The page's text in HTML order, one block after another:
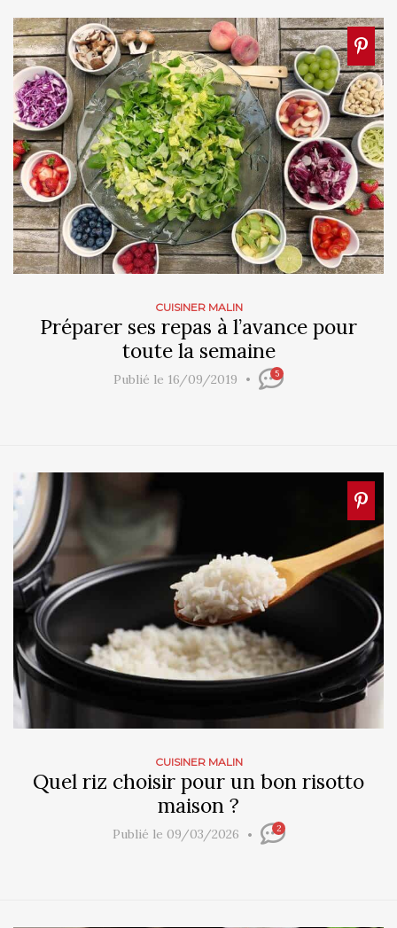
CUISINER MALIN
Préparer ses repas à l’avance pour
toute la semaine
Publié le 16/09/2019 5
CUISINER MALIN
Quel riz choisir pour un bon risotto
maison ?
Publié le 09/03/2026 2